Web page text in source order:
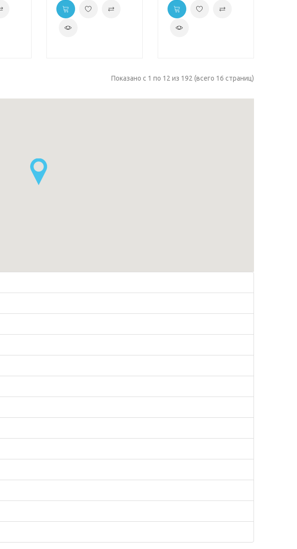
Показано с 1 по 12 из 192 (всего 16 страниц)